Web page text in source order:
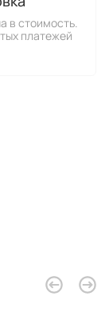
в стоимость.
платежей